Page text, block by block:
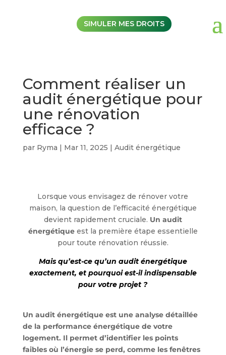
SIMULER MES DROITS
Comment réaliser un
audit énergétique pour
une rénovation
efficace ?
par Ryma Mar 11, 2025 Audit énergétique
Lorsque vous envisagez de rénover votre
maison, la question de l’efficacité énergétique
devient rapidement cruciale. Un audit
énergétiqueest la première étape essentielle
pour toute rénovation réussie.
Mais qu’est-ce qu’un audit énergétique
exactement, et pourquoi est-il indispensable
pour votre projet ?
Un audit énergétique est une analyse détaillée
de la performance énergétique de votre
logement. Il permet d’identifier les points
faibles où l’énergie se perd, comme les fenêtres